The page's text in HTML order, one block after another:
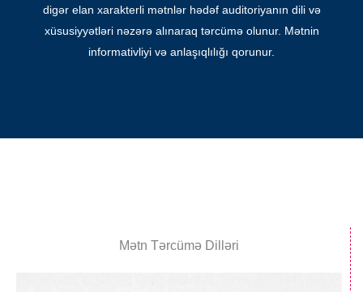
digər elan xarakterli mətnlər hədəf auditoriyanın dili və
xüsusiyyətləri nəzərə alınaraq tərcümə olunur. Mətnin
informativliyi və anlaşıqlılığı qorunur.
Mətn Tərcümə Dilləri